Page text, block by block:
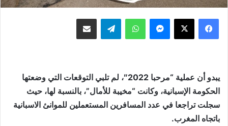
واتساب تيلقرام
يبدو أن عملية “مرحبا 2022″، لم تلبي التوقعات التي وضعتها
الحكومة الإسبانية، وكانت “مخيبة للأمال”، بالنسبة لها، حيث
سجلت تراجعا في عدد المسافرين المستعملين للموانئ الاسبانية
باتجاه المغرب.